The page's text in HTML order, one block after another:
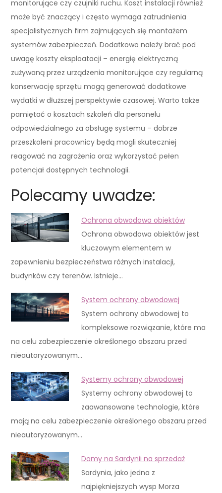
monitorujące czy czujniki ruchu. Koszt instalacji również
może być znaczący i często wymaga zatrudnienia
specjalistycznych firm zajmujących się montażem
systemów zabezpieczeń. Dodatkowo należy brać pod
uwagę koszty eksploatacji – energię elektryczną
zużywaną przez urządzenia monitorujące czy regularną
konserwację sprzętu mogą generować dodatkowe
wydatki w dłuższej perspektywie czasowej. Warto także
pamiętać o kosztach szkoleń dla personelu
odpowiedzialnego za obsługę systemu – dobrze
przeszkoleni pracownicy będą mogli skuteczniej
reagować na zagrożenia oraz wykorzystać pełen
potencjał dostępnych technologii.
Polecamy uwadze:
Ochrona obwodowa obiektów
Ochrona obwodowa obiektów jest
kluczowym elementem w
zapewnieniu bezpieczeństwa różnych instalacji,
budynków czy terenów. Istnieje…
System ochrony obwodowej
System ochrony obwodowej to
kompleksowe rozwiązanie, które ma
na celu zabezpieczenie określonego obszaru przed
nieautoryzowanym…
Systemy ochrony obwodowej
Systemy ochrony obwodowej to
zaawansowane technologie, które
mają na celu zabezpieczenie określonego obszaru przed
nieautoryzowanym…
Domy na Sardynii na sprzedaż
Sardynia, jako jedna z
najpiękniejszych wysp Morza